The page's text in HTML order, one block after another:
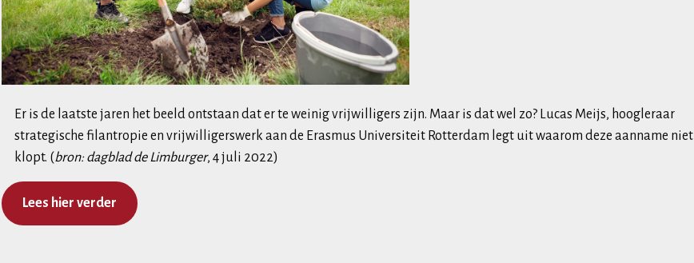
Er is de laatste jaren het beeld ontstaan dat er te weinig vrijwilligers zijn. Maar is dat wel zo? Lucas Meijs, hoogleraar
strategische filantropie en vrijwilligerswerk aan de Erasmus Universiteit Rotterdam legt uit waarom deze aanname niet
klopt. (bron: dagblad de Limburger, 4 juli 2022)
Lees hier verder